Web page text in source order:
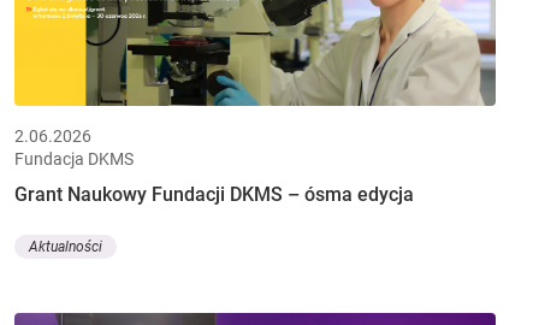
2.06.2026
Fundacja DKMS
Grant Naukowy Fundacji DKMS – ósma edycja
Aktualności